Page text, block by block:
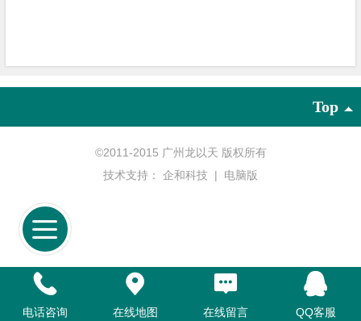
Top
©2011-2015 广州龙以天 版权所有
技术支持： 企和科技 | 电脑版
电话咨询 在线地图 在线留言 QQ客服